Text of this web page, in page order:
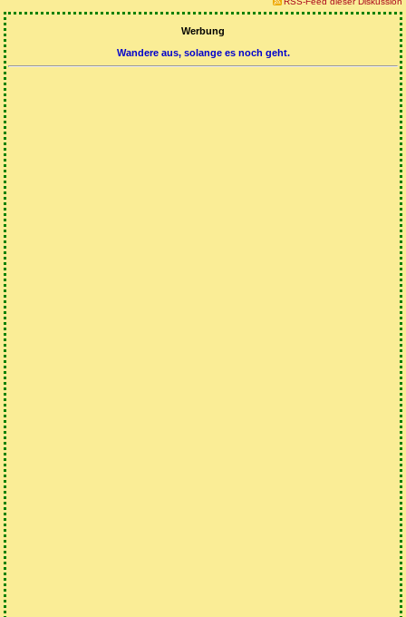
Werbung
Wandere aus, solange es noch geht.